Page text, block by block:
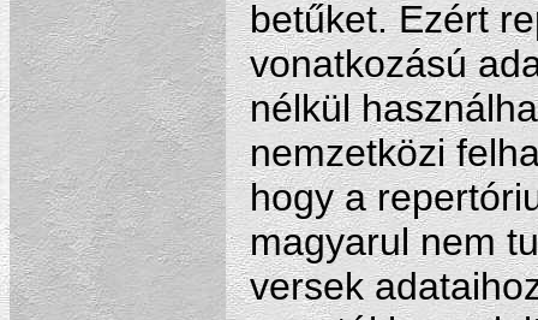
betűket. Ezért
vonatkozású
nélkül
nemzetközi
hogy a
magyarul nem
versek